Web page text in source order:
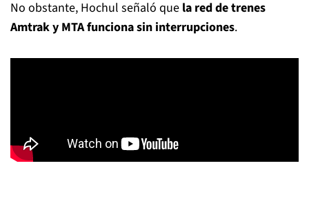
No obstante, Hochul señaló que la red de trenes
Amtrak y MTA funciona sin interrupciones.